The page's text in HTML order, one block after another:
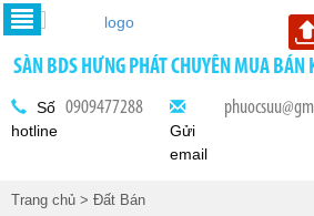
SÀN BDS HƯNG PHÁT CHUYÊN MUA BÁN
Số
hotline
0909477288
Gửi
email
Trang chủ > Đất Bán